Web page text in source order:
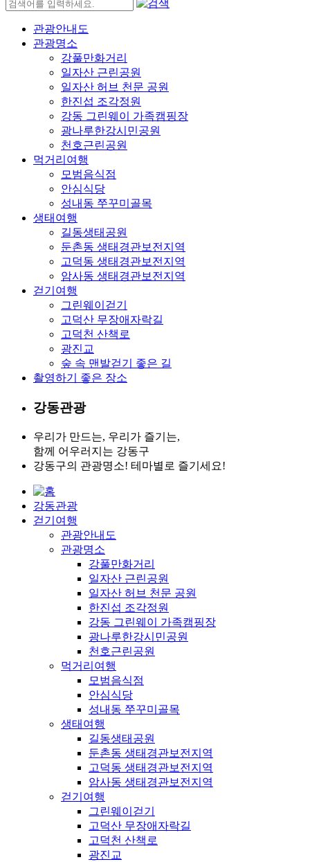
관광안내도
관광명소
강풀만화거리
일자산 근린공원
일자산 허브 천문 공원
한진섭 조각정원
강동 그린웨이 가족캠핑장
광나루한강시민공원
천호근린공원
먹거리여행
모범음식점
안심식당
성내동 쭈꾸미골목
생태여행
길동생태공원
둔촌동 생태경관보전지역
고덕동 생태경관보전지역
암사동 생태경관보전지역
걷기여행
그린웨이걷기
고덕산 무장애자락길
고덕천 산책로
광진교
숲 속 맨발걷기 좋은 길
촬영하기 좋은 장소
강동관광
우리가 만드는, 우리가 즐기는,
함께 어우러지는 강동구
강동구의 관광명소! 테마별로 즐기세요!
강동관광
걷기여행
관광안내도
관광명소
강풀만화거리
일자산 근린공원
일자산 허브 천문 공원
한진섭 조각정원
강동 그린웨이 가족캠핑장
광나루한강시민공원
천호근린공원
먹거리여행
모범음식점
안심식당
성내동 쭈꾸미골목
생태여행
길동생태공원
둔촌동 생태경관보전지역
고덕동 생태경관보전지역
암사동 생태경관보전지역
걷기여행
그린웨이걷기
고덕산 무장애자락길
고덕천 산책로
광진교